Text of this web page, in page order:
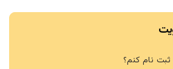
نام کنم؟